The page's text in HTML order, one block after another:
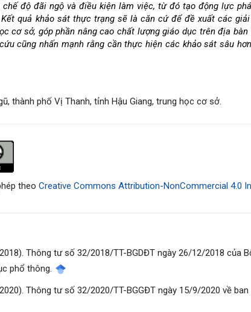
độ đãi ngộ và điều kiện làm việc, từ đó tạo động lực
quả khảo sát thực trạng sẽ là căn cứ để đề xuất các
cơ sở, góp phần nâng cao chất lượng giáo dục trên địa bàn
cũng nhấn mạnh rằng cần thực hiện các khảo sát sâu
thành phố Vị Thanh, tỉnh Hậu Giang, trung học cơ sở.
theoCreative Commons Attribution-NonCommercial 4.0
Thông tư số 32/2018/TT-BGDĐT ngày 26/12/2018 của
phổ thông.
Thông tư số 32/2020/TT-BGGĐT ngày 15/9/2020 về